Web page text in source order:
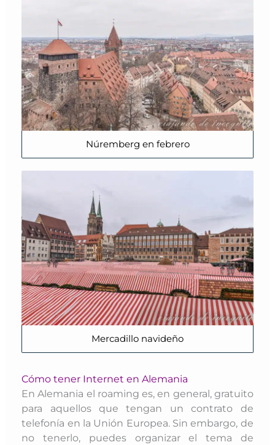
Núremberg en febrero
Mercadillo navideño
Cómo tener Internet en Alemania
En Alemania el roaming es, en general, gratuito
para aquellos que tengan un contrato de
telefonía en la Unión Europea. Sin embargo, de
no tenerlo, puedes organizar el tema de